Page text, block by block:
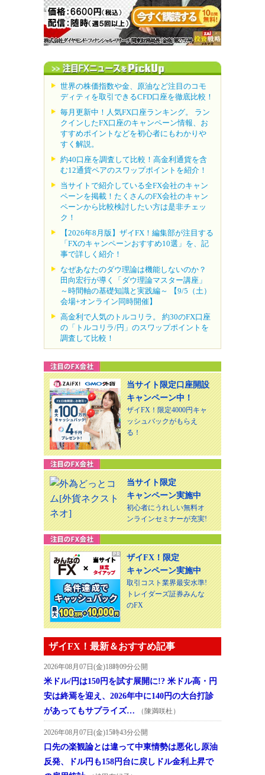
世界の株価指数や金、原油など注目のコモ
ディティを取引できるCFD口座を徹底比較！
毎月更新中！人気FX口座ランキング。 ラン
クインしたFX口座のキャンペーン情報、お
すすめポイントなどを初心者にもわかりや
すく解説。
約40口座を調査して比較！高金利通貨を含
む12通貨ペアのスワップポイントを紹介！
当サイトで紹介している全FX会社のキャン
ペーンを掲載！たくさんのFX会社のキャン
ペーンから比較検討したい方は是非チェッ
ク！
【2026年8月版】ザイFX！編集部が注目する
「FXのキャンペーンおすすめ10選」を、記
事で詳しく紹介！
なぜあなたのダウ理論は機能しないのか？
田向宏行が導く「ダウ理論マスター講座」
～時間軸の基礎知識と実践編～ 【9/5（土）
会場+オンライン同時開催】
高金利で人気のトルコリラ。 約30のFX口座
の「トルコリラ/円」のスワップポイントを
調査して比較！
当サイト限定口座開設
キャンペーン中！
ザイFX！限定4000円キャ
ッシュバックがもらえ
る！
当サイト限定
キャンペーン実施中
初心者にうれしい無料オ
ンラインセミナーが充実!
ザイFX！限定
キャンペーン実施中
取引コスト業界最安水準!
トレイダーズ証券みんな
のFX
ザイFX！最新＆おすすめ記事
2026年08月07日(金)18時09分公開
米ドル/円は150円を試す展開に!? 米ドル高・円
安は終焉を迎え、2026年中に140円の大台打診
があってもサプライズ…
（陳満咲杜）
2026年08月07日(金)15時43分公開
口先の楽観論とは違って中東情勢は悪化し原油
反発、ドル円も158円台に戻しドル金利上昇で